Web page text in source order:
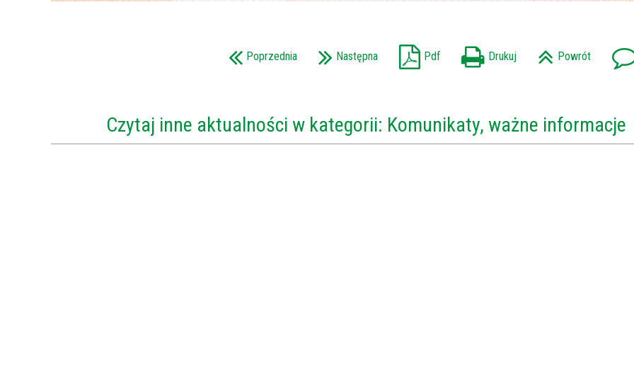
Poprzednia Następna Pdf Drukuj Powrót
Czytaj inne aktualności w kategorii: Komunikaty, ważne informacje